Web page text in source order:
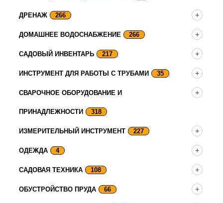
ДРЕНАЖ 266
ДОМАШНЕЕ ВОДОСНАБЖЕНИЕ 266
САДОВЫЙ ИНВЕНТАРЬ 217
ИНСТРУМЕНТ ДЛЯ РАБОТЫ С ТРУБАМИ 35
СВАРОЧНОЕ ОБОРУДОВАНИЕ И
ПРИНАДЛЕЖНОСТИ 318
ИЗМЕРИТЕЛЬНЫЙ ИНСТРУМЕНТ 227
ОДЕЖДА 4
САДОВАЯ ТЕХНИКА 108
ОБУСТРОЙСТВО ПРУДА 66